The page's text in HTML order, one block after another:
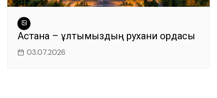
Астана – ұлтымыздың рухани ордасы
03.07.2026